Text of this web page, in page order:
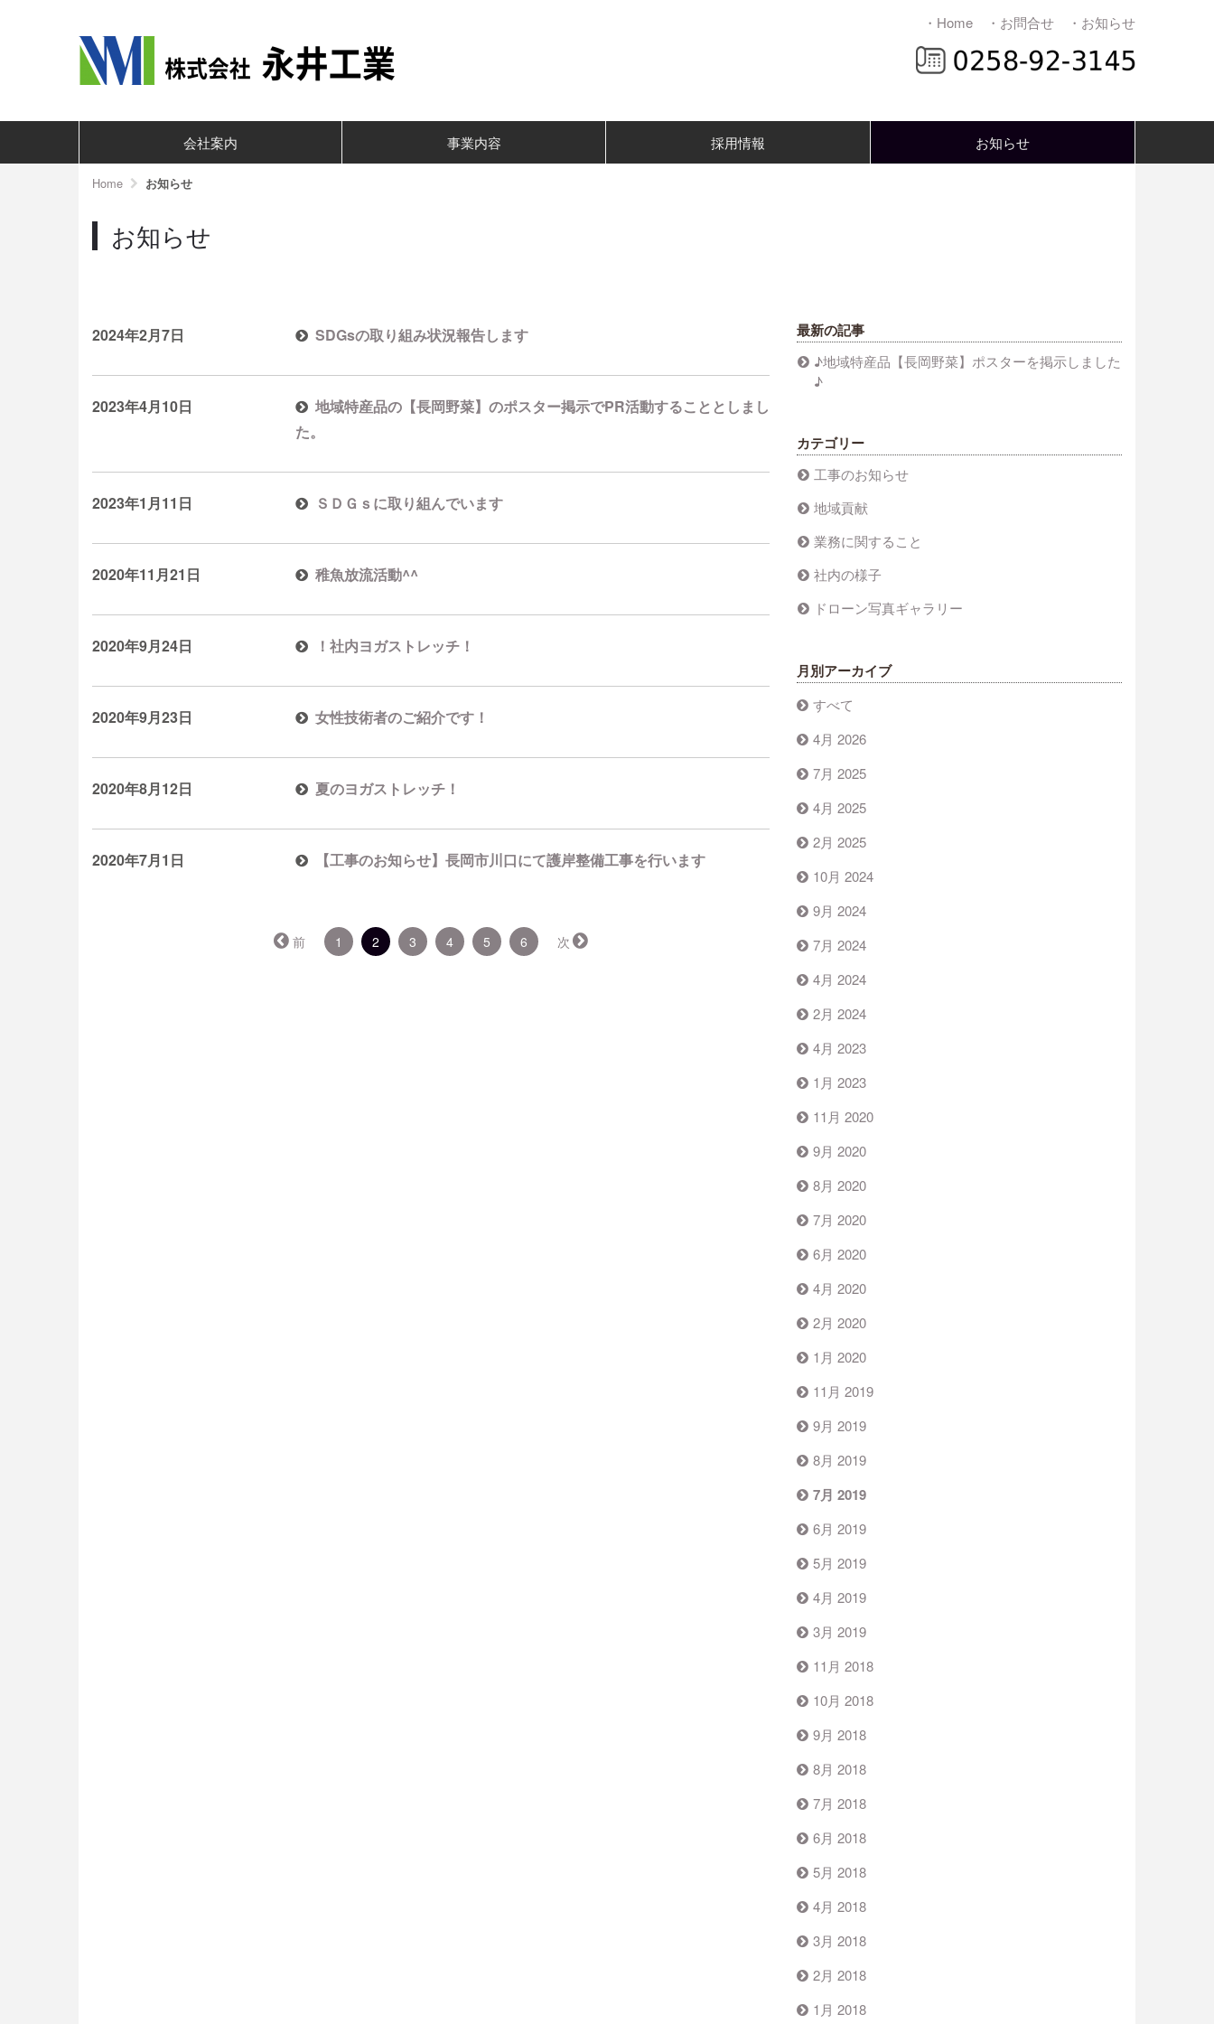
・Home ・お問合せ ・お知らせ
会社案内 事業内容 採用情報 お知らせ
Home お知らせ
お知らせ
2024年2月7日 SDGsの取り組み状況報告します
2023年4月10日
地域特産品の【長岡野菜】のポスター掲示でPR活動することとしまし
た。
2023年1月11日 ＳＤＧｓに取り組んでいます
2020年11月21日 稚魚放流活動^^
2020年9月24日 ！社内ヨガストレッチ！
2020年9月23日 女性技術者のご紹介です！
2020年8月12日 夏のヨガストレッチ！
2020年7月1日 【工事のお知らせ】長岡市川口にて護岸整備工事を行います
前 1 2（こ
の
3 4 5 6 次
最新の記事
♪地域特産品【長岡野菜】ポスターを掲示しました
♪
カテゴリー
工事のお知らせ
地域貢献
業務に関すること
社内の様子
ドローン写真ギャラリー
月別アーカイブ
すべて
4月 2026
7月 2025
4月 2025
2月 2025
10月 2024
9月 2024
7月 2024
4月 2024
2月 2024
4月 2023
1月 2023
11月 2020
9月 2020
8月 2020
7月 2020
6月 2020
4月 2020
2月 2020
1月 2020
11月 2019
9月 2019
8月 2019
7月 2019
6月 2019
5月 2019
4月 2019
3月 2019
11月 2018
10月 2018
9月 2018
8月 2018
7月 2018
6月 2018
5月 2018
4月 2018
3月 2018
2月 2018
1月 2018